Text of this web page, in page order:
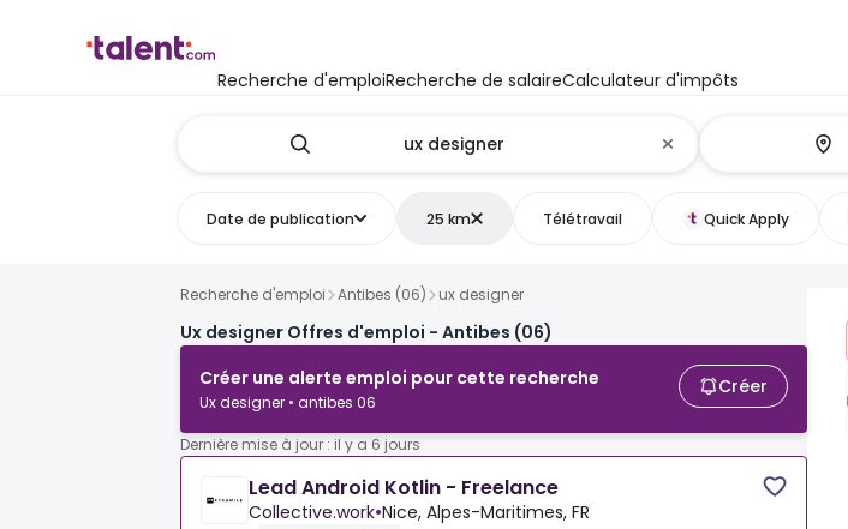
Recherche d'emploiRecherche de salaireCalculateur d'impôts
Date de publication 25 km Télétravail Quick Apply
Recherche d'emploi Antibes (06) ux designer
Ux designer Offres d'emploi - Antibes (06)
Créer une alerte emploi pour cette recherche
Ux designer • antibes 06
Créer
Dernière mise à jour : il y a 6 jours
Lead Android Kotlin - Freelance
Collective.work•Nice, Alpes-Maritimes, FR